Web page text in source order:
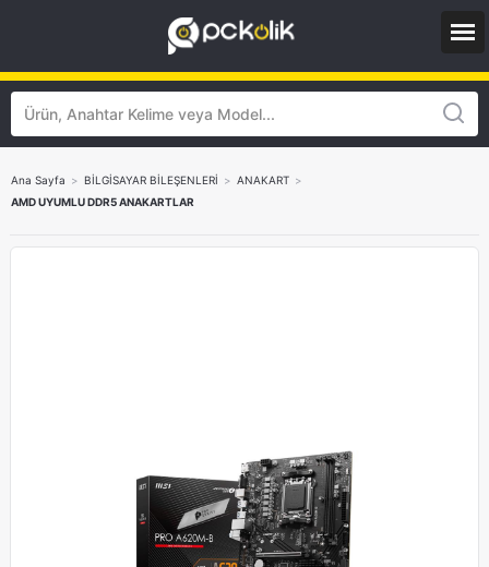
Ana Sayfa > BİLGİSAYAR BİLEŞENLERİ > ANAKART >
AMD UYUMLU DDR5 ANAKARTLAR